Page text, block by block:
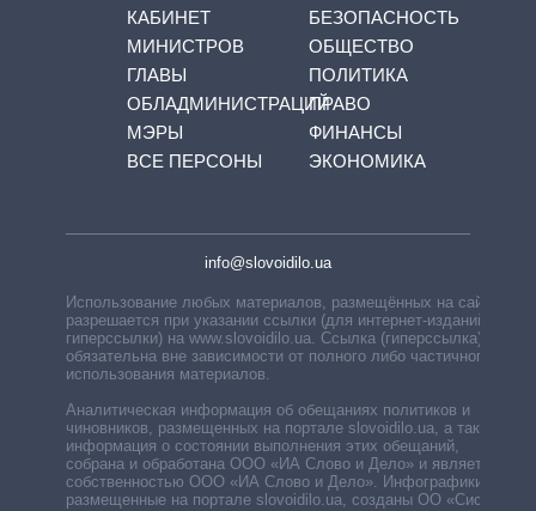
КАБИНЕТ
МИНИСТРОВ
ГЛАВЫ
ОБЛАДМИНИСТРАЦИЙ
МЭРЫ
ВСЕ ПЕРСОНЫ
БЕЗОПАСНОСТЬ
ОБЩЕСТВО
ПОЛИТИКА
ПРАВО
ФИНАНСЫ
ЭКОНОМИКА
info@slovoidilo.ua
Использование любых материалов, размещённых на сайте,
разрешается при указании ссылки (для интернет-изданий —
гиперссылки) на www.slovoidilo.ua. Ссылка (гиперссылка)
обязательна вне зависимости от полного либо частичного
использования материалов.
Аналитическая информация об обещаниях политиков и
чиновников, размещенных на портале slovoidilo.ua, а также
информация о состоянии выполнения этих обещаний,
собрана и обработана ООО «ИА Слово и Дело» и является
собственностью ООО «ИА Слово и Дело». Инфографики,
размещенные на портале slovoidilo.ua, созданы ОО «Система